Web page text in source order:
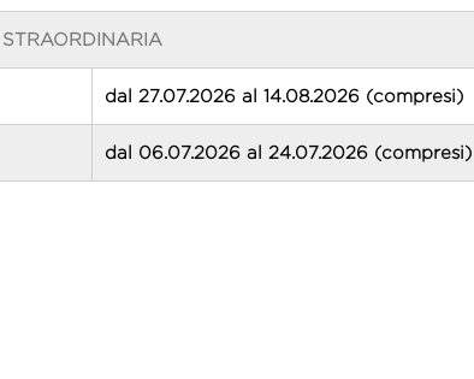
dal 27.07.2026 al 14.08.2026 (compresi)
dal 06.07.2026 al 24.07.2026 (compresi)